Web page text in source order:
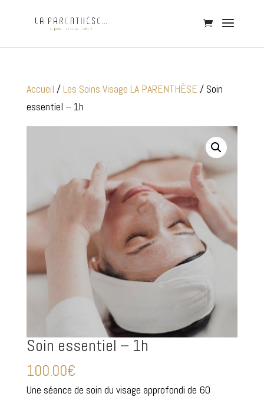
Accueil / Les Soins Visage LA PARENTHÈSE / Soin
essentiel – 1h
Soin essentiel – 1h
100.00€
Une séance de soin du visage approfondi de 60